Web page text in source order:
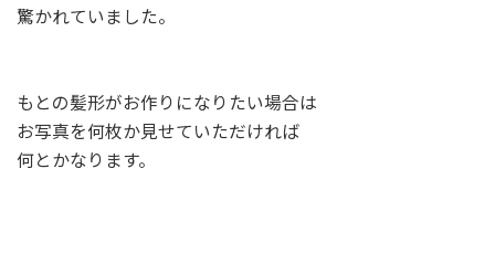
驚かれていました。
もとの髪形がお作りになりたい場合は
お写真を何枚か見せていただければ
何とかなります。